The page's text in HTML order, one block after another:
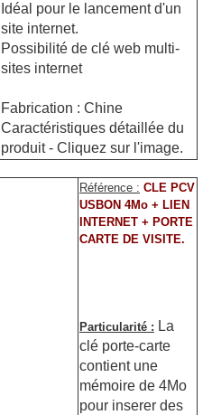
Idéal pour le lancement d'un
site internet.
Possibilité de clé web multi-
sites internet
Fabrication : Chine
Caractéristiques détaillée du
produit - Cliquez sur l'image.
Référence : CLE PCV
USBON 4Mo + LIEN
INTERNET + PORTE
CARTE DE VISITE.
Particularité : La
clé porte-carte
contient une
mémoire de 4Mo
pour inserer des